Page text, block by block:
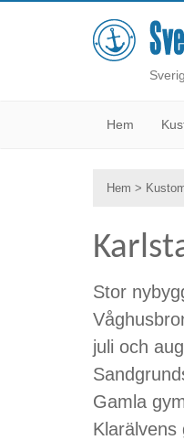
Hem
Hem >
Stor
juli och
Gamla